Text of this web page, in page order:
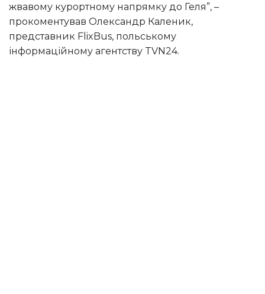
жвавому курортному напрямку до Геля”, –
прокоментував Олександр Каленик,
представник FlixBus, польському
інформаційному агентству TVN24.